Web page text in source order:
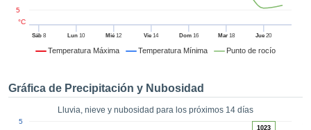
digital
basada
permite
Temperatura Máxima Temperatura Mínima Punto de rocío
Sáb8 Lun 10 Mié 12 Vie 14 Dom16 Mar18 Jue 20
5
°C
Gráfica de Precipitación y Nubosidad
Lluvia, nieve y nubosidad para los próximos 14 días
5
1023